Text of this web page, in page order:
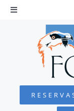
Saltar
Toggle
Navigation
FUNDACIÓN